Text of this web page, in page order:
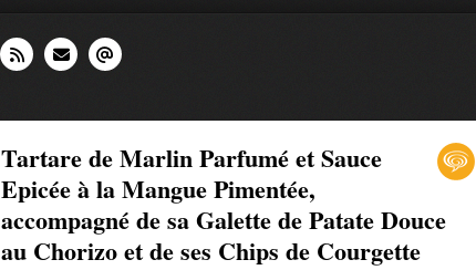
Tartare de Marlin Parfumé et Sauce
Epicée à la Mangue Pimentée,
accompagné de sa Galette de Patate Douce
au Chorizo et de ses Chips de Courgette